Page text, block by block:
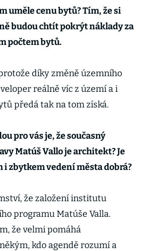
uměle cenu bytů? Tím, že si
budou chtít pokrýt náklady za
počtem bytů.
díky změně územního
reálně víc z území a i
předá tak na tom získá.
pro vás je, že současný
Matúš Vallo je architekt? Je
i zbytkem vedení města dobrá?
že založení institutu
programu Matúše Valla.
že velmi pomáhá
kdo agendě rozumí a